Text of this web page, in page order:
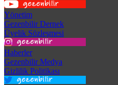
Yönetim
Gezenbilir Dernek
Üyelik Sözleşmesi
Haberler
Gezenbilir Medya
Gizlilik Politikası